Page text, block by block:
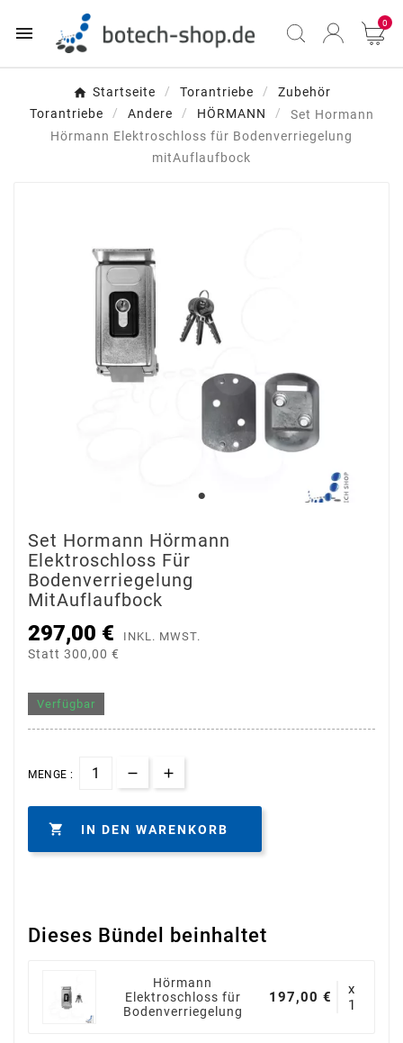
 0
Startseite Torantriebe
Zubehör
Torantriebe
Andere HÖRMANN
Set Hormann
Hörmann Elektroschloss für Bodenverriegelung
mitAuflaufbock
Set Hormann Hörmann
Elektroschloss Für
Bodenverriegelung
MitAuflaufbock
297,00 € INKL. MWST.
Statt 300,00 €
Verfügbar
MENGE :
 IN DEN WARENKORB
Dieses Bündel beinhaltet
Hörmann
Elektroschloss für
Bodenverriegelung
197,00 €
x
1